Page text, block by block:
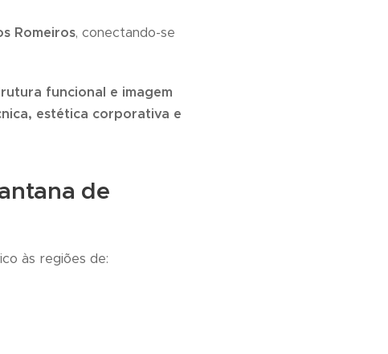
Romeiros, conectando-se
funcional e imagem
estética corporativa e
de
às regiões de: